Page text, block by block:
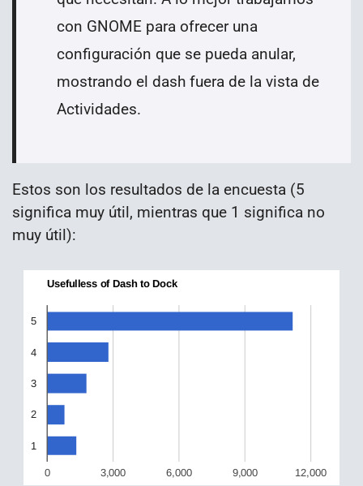
con GNOME para ofrecer una
configuración que se pueda anular,
mostrando el dash fuera de la vista de
Actividades.
Estos son los resultados de la encuesta (5
significa muy útil, mientras que 1 significa no
muy útil):